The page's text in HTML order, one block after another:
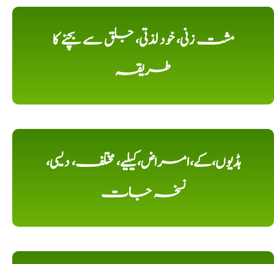
مشت زنی، خود لذتی، جلق سے بچنے کا
طریقہ
ہڈیوں،کے،امراض،کیلیے، مختلف، دیسی،
نسخہ جات